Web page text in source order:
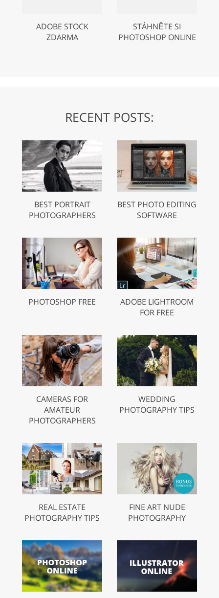
ADOBE STOCK
ZDARMA
STÁHNĚTE SI
PHOTOSHOP ONLINE
RECENT POSTS:
BEST PORTRAIT
PHOTOGRAPHERS
BEST PHOTO EDITING
SOFTWARE
PHOTOSHOP FREE
ADOBE LIGHTROOM
FOR FREE
CAMERAS FOR
AMATEUR
PHOTOGRAPHERS
WEDDING
PHOTOGRAPHY TIPS
REAL ESTATE
PHOTOGRAPHY TIPS
FINE ART NUDE
PHOTOGRAPHY